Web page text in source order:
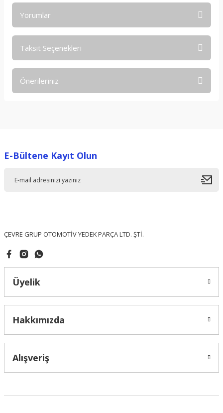
Yorumlar
Taksit Seçenekleri
Önerileriniz
Ürün resmi kalitesiz, bozuk veya görüntülenemiyor.
E-Bültene Kayıt Olun
ÇEVRE GRUP OTOMOTİV YEDEK PARÇA LTD. ŞTİ.
Üyelik
Hakkımızda
Alışveriş